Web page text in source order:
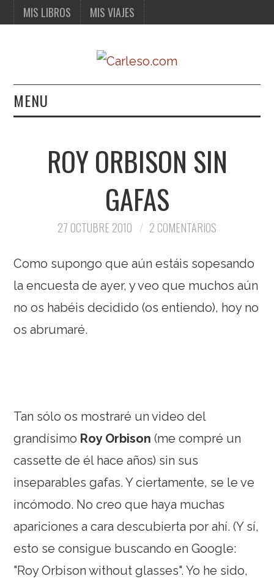
MIS LIBROS MIS VIAJES
MENU
MIS VIAJES
ROY ORBISON SIN
GAFAS
27 OCTUBRE 2010 2 COMENTARIOS
Como supongo que aún estáis sopesando
la encuesta de ayer, y veo que muchos aún
no os habéis decidido (os entiendo), hoy no
os abrumaré.
Tan sólo os mostraré un video del
grandísimo Roy Orbison(me compré un
cassette de él hace años) sin sus
inseparables gafas. Y ciertamente, se le ve
incómodo. No creo que haya muchas
apariciones a cara descubierta por ahí. (Y sí,
esto se consigue buscando en Google:
"Roy Orbison without glasses". Yo he sido,